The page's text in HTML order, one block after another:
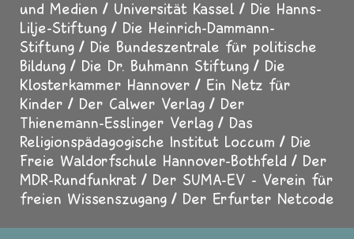
Publizistik (GEP)
Das Bundesministerium für
Familie, Senioren, Frauen und Jugend
Beauftragte der Bundesregierung für Kultur
und Medien
Universität Kassel
Die Hanns-
Lilje-Stiftung
Die Heinrich-Dammann-
Stiftung
Die Bundeszentrale für politische
Bildung
Die Dr. Buhmann Stiftung
Klosterkammer Hannover
Ein Netz für
Kinder
Der Calwer Verlag
Der
Thienemann-Esslinger Verlag
Das
Religionspädagogische Institut Loccum
Die
Freie Waldorfschule Hannover-Bothfeld
Der